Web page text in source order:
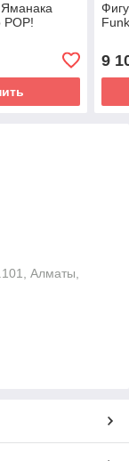
POP!
9
Алматы,